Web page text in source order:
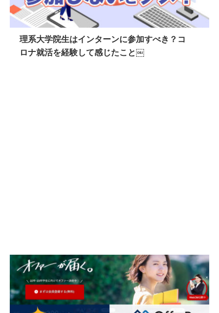
理系大学院生はインターンに参加すべき？コ
ロナ就活を経験して感じたこと￼